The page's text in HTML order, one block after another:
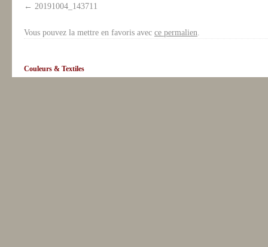
20191004_143711
Vous pouvez la mettre en favoris avec ce permalien
Couleurs & Textiles